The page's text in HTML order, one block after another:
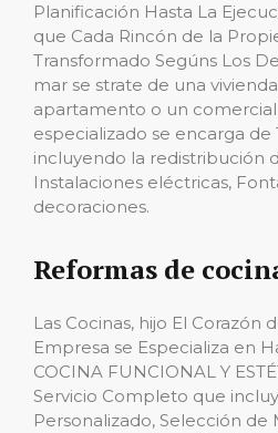
Planificación Hasta La
que Cada Rincón de la
Transformado Segúns Los
mar se strate de una
apartamento o un
especializado se encarga de
incluyendo la redistribución
Instalaciones eléctricas,
decoraciones.
Reformas de
Las Cocinas, hijo El Corazón
Empresa se Especializa en
COCINA FUNCIONAL Y
Servicio Completo que
Personalizado, Selección de